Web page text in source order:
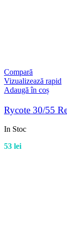
Compară
Vizualizează rapid
Adaugă în coș
Rycote 30/55
In Stoc
53 lei